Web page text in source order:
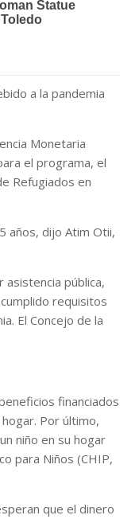
a la pandemia
Monetaria
el programa, el
Refugiados en
años, dijo Atim Otii,
pública,
requisitos
El Concejo de la
financiados
Por último,
niño en su hogar
para Niños (CHIP,
que el dinero